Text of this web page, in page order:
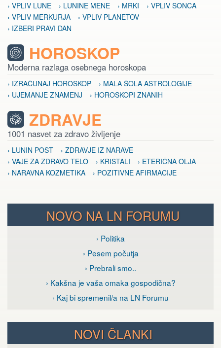
› VPLIV LUNE › LUNINE MENE › MRKI
› VPLIV SONCA
› VPLIV MERKURJA
› VPLIV PLANETOV
› IZBERI PRAVI DAN
HOROSKOP
Moderna razlaga osebnega horoskopa
› IZRAČUNAJ HOROSKOP
› MALA ŠOLA ASTROLOGIJE
› UJEMANJE ZNAMENJ
› HOROSKOPI ZNANIH
ZDRAVJE
1001 nasvet za zdravo življenje
› LUNIN POST
› ZDRAVJE IZ NARAVE
› VAJE ZA ZDRAVO TELO
› KRISTALI
› ETERIČNA OLJA
› NARAVNA KOZMETIKA
› POZITIVNE AFIRMACIJE
NOVO NA LN FORUMU
› Politika
› Pesem počutja
› Prebrali smo..
› Kakšna je vaša omaka gospodična?
› Kaj bi spremenil/a na LN Forumu
NOVI ČLANKI